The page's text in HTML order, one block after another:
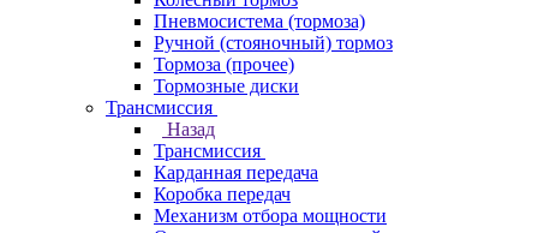
Пневмосиcтема (тормоза)
Ручной (стояночный) тормоз
Тормоза (прочее)
Тормозные диски
Трансмиссия
Назад
Трансмиссия
Карданная передача
Коробка передач
Механизм отбора мощности